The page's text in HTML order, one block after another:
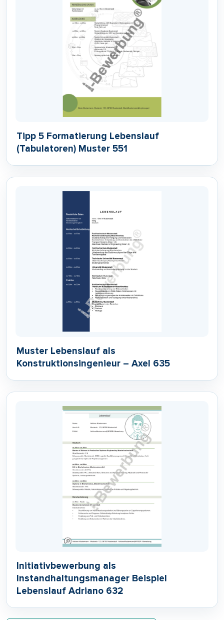
Tipp 5 Formatierung Lebenslauf
(Tabulatoren) Muster 551
Muster Lebenslauf als
Konstruktionsingenieur – Axel 635
Initiativbewerbung als
Instandhaltungsmanager Beispiel
Lebenslauf Adriano 632